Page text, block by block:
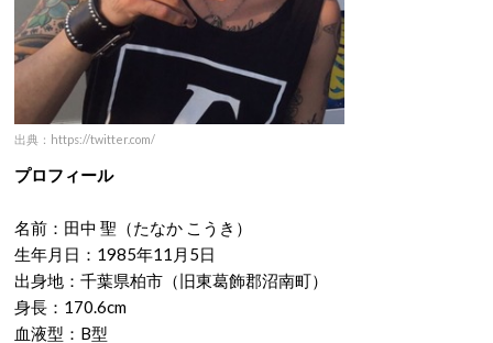
出典：https://twitter.com/
プロフィール
名前：田中 聖（たなか こうき）
生年月日：1985年11月5日
出身地：千葉県柏市（旧東葛飾郡沼南町）
身長：170.6cm
血液型：B型